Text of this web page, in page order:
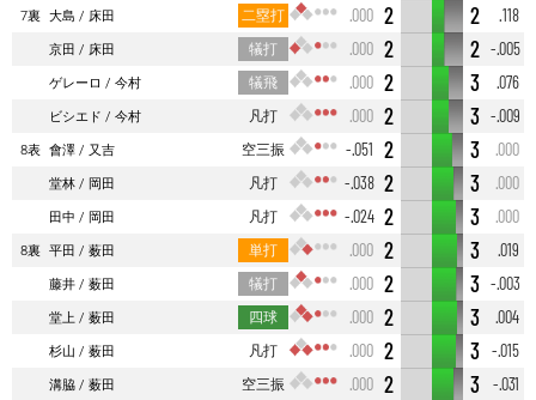
7裏 大島 床田 二塁打 .000 2 2
.118
京田
床田 犠打 .000 2 2 -.005
ゲレーロ
今村 犠飛 .000 2 3
.076
ビシエド
今村 凡打 .000 2 3 -.009
8表 會澤 又吉 空三振 -.051 2 3
.000
堂林
岡田 凡打 -.038 2 3
.000
田中
岡田 凡打 -.024 2 3
.000
8裏 平田 薮田 単打 .000 2 3
.019
藤井
薮田 犠打 .000 2 3 -.003
堂上
薮田 四球 .000 2 3
.004
杉山
薮田 凡打 .000 2 3
-.015
溝脇
薮田 空三振 .000 2 3
-.031